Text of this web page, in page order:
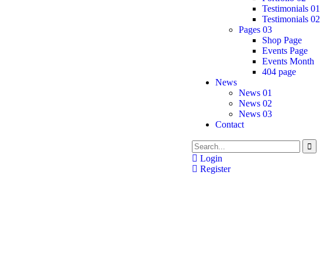
Testimonials 01
Testimonials 02
Pages 03
Shop Page
Events Page
Events Month
404 page
News
News 01
News 02
News 03
Contact
Login
Register